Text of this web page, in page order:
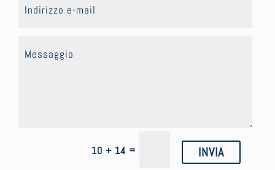
10 + 14 = INVIA